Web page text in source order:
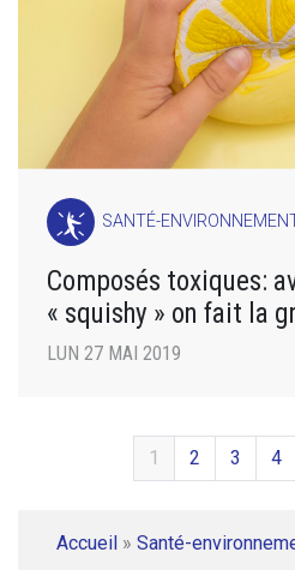
SANTÉ-
Composés toxiques:
« squishy » on fait la
LUN 27 MAI 2019
1 2 3 4
Accueil » Santé-